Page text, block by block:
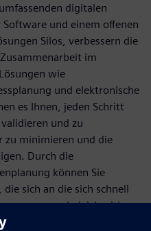
digitalen
und einem offenen
Silos, verbessern die
im
wie
und elektronische
es Ihnen, jeden Schritt
und zu
zu minimieren und die
Durch die
können Sie
die sich an die sich schnell
und gleichzeitig
hohen